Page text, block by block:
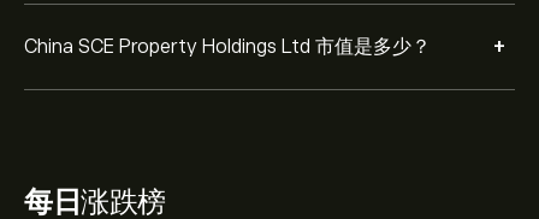
China SCE Property Holdings Ltd 市值是多少？ +
每日涨跌榜